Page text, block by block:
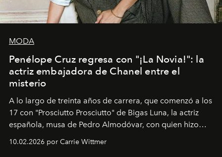
MODA
Penélope Cruz regresa con "¡La Novia!": la
actriz embajadora de Chanel entre el
misterio
A lo largo de treinta años de carrera, que comenzó a los
17 con "Prosciutto Prosciutto" de Bigas Luna, la actriz
española, musa de Pedro Almodóvar, con quien hizo
Barcelona", ha dividido su tiempo entre Europa y
10.02.2026 por Carrie Wittmer